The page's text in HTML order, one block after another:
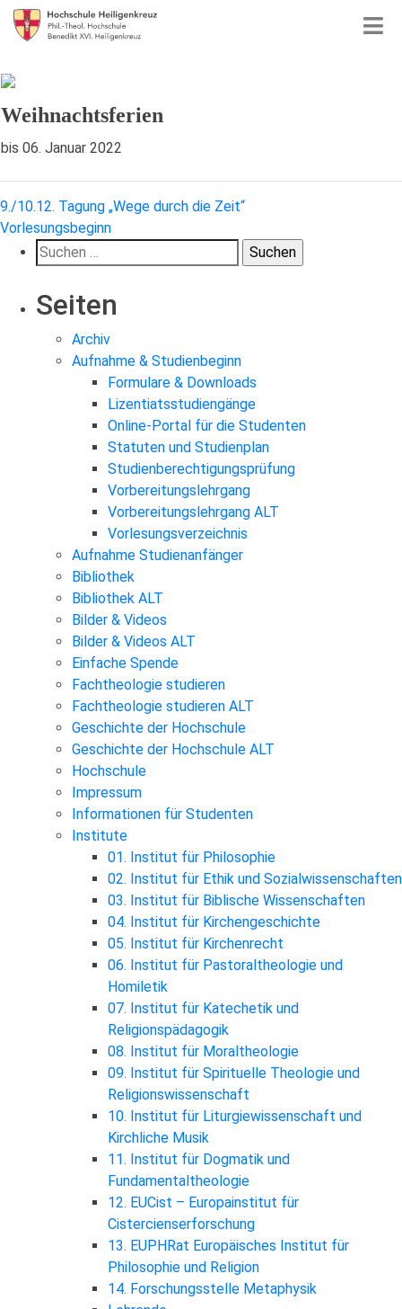
Weihnachtsferien
bis 06. Januar 2022
Beitragsnavigation
9./10.12. Tagung „Wege durch die Zeit“
Vorlesungsbeginn
Suchen
nach:
Seiten
Archiv
Aufnahme & Studienbeginn
Formulare & Downloads
Lizentiatsstudiengänge
Online-Portal für die Studenten
Statuten und Studienplan
Studienberechtigungsprüfung
Vorbereitungslehrgang
Vorbereitungslehrgang ALT
Vorlesungsverzeichnis
Aufnahme Studienanfänger
Bibliothek
Bibliothek ALT
Bilder & Videos
Bilder & Videos ALT
Einfache Spende
Fachtheologie studieren
Fachtheologie studieren ALT
Geschichte der Hochschule
Geschichte der Hochschule ALT
Hochschule
Impressum
Informationen für Studenten
Institute
01. Institut für Philosophie
02. Institut für Ethik und Sozialwissenschaften
03. Institut für Biblische Wissenschaften
04. Institut für Kirchengeschichte
05. Institut für Kirchenrecht
06. Institut für Pastoraltheologie und
Homiletik
07. Institut für Katechetik und
Religionspädagogik
08. Institut für Moraltheologie
09. Institut für Spirituelle Theologie und
Religionswissenschaft
10. Institut für Liturgiewissenschaft und
Kirchliche Musik
11. Institut für Dogmatik und
Fundamentaltheologie
12. EUCist – Europainstitut für
Cistercienserforschung
13. EUPHRat Europäisches Institut für
Philosophie und Religion
14. Forschungsstelle Metaphysik